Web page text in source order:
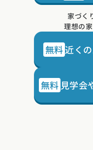
家づく
理想の
無料近く
無料 見学会